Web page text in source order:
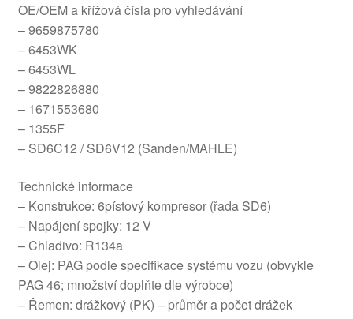
OE/OEM a křížová čísla pro vyhledávání
– 9659875780
– 6453WK
– 6453WL
– 9822826880
– 1671553680
– 1355F
– SD6C12 / SD6V12 (Sanden/MAHLE)
Technické informace
– Konstrukce: 6pístový kompresor (řada SD6)
– Napájení spojky: 12 V
– Chladivo: R134a
– Olej: PAG podle specifikace systému vozu (obvykle
PAG 46; množství doplňte dle výrobce)
– Řemen: drážkový (PK) – průměr a počet drážek